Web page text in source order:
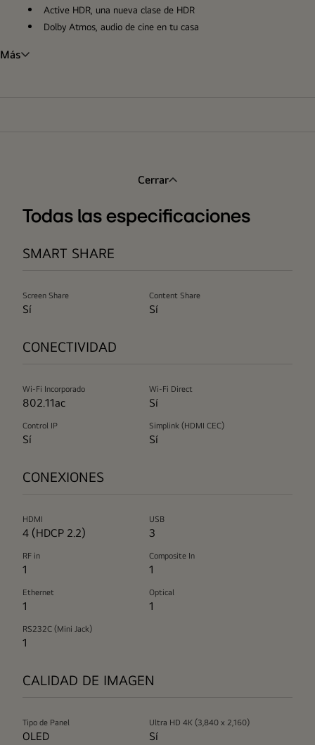
Active HDR, una nueva clase de HDR
Dolby Atmos, audio de cine en tu casa
Más
Cerrar
Todas las especificaciones
SMART SHARE
Screen Share
Sí
Content Share
Sí
CONECTIVIDAD
Wi-Fi Incorporado
802.11ac
Wi-Fi Direct
Sí
Control IP
Sí
Simplink (HDMI CEC)
Sí
CONEXIONES
HDMI
4 (HDCP 2.2)
USB
3
RF in
1
Composite In
1
Ethernet
1
Optical
1
RS232C (Mini Jack)
1
CALIDAD DE IMAGEN
Tipo de Panel
OLED
Ultra HD 4K (3,840 x 2,160)
Sí